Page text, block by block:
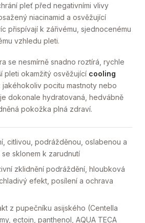
pleť před negativními vlivy
niacinamid a osvěžující
přispívají k zářivému, sjednocenému
vzhledu pleti.
se nesmírně snadno roztírá, rychle
pleti okamžitý osvěžující cooling
jakéhokoliv pocitu mastnoty nebo
dokonale hydratovaná, hedvábně
pokožka plná zdraví.
citlivou, podrážděnou, oslabenou a
sklonem k zarudnutí
zklidnění podráždění, hloubková
efekt, posílení a ochrava
z pupečníku asijského (Centella
ectoin, panthenol, AQUA TECA